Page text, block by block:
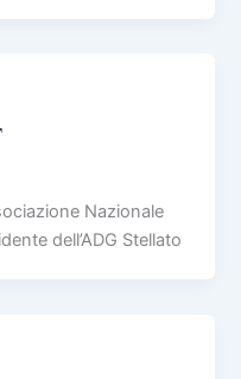
Nazionale
dell’ADG Stellato